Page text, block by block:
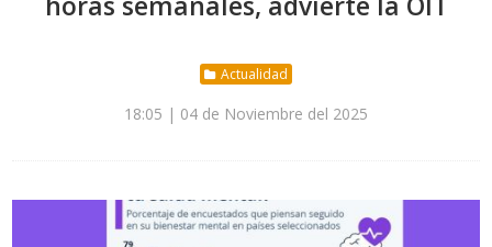
Actualidad
18:05 | 04 de Noviembre del 2025